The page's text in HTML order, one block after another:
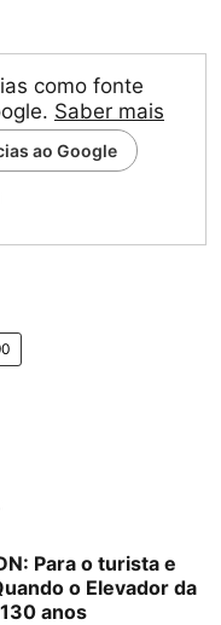
como fonte
Saber mais
ao Google
Para o turista e
o Elevador da
anos